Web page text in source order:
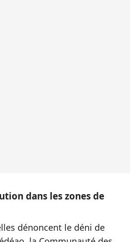
dans les zones de
dénoncent le déni de